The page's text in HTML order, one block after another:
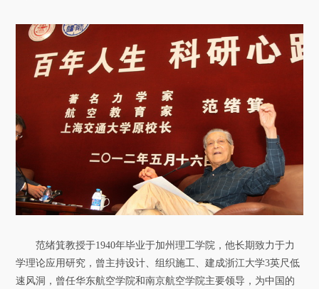
关于我们
信息系统
联系我们 EN
范绪箕教授于1940年毕业于加州理工学院，他长期致力于力
学理论应用研究，曾主持设计、组织施工、建成浙江大学3英尺低
速风洞，曾任华东航空学院和南京航空学院主要领导，为中国的